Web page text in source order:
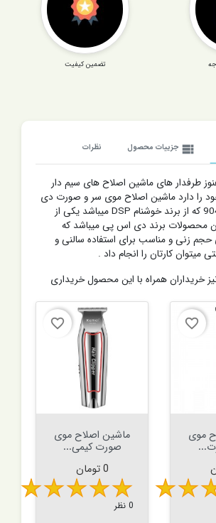
تضمین کیفیت
view_list جزییات محصول نظرات
طرفدار های ماشین اصلاح های سیم دار
را دارد ماشین اصلاح موی سر و صورت دی
اس پی مدل 90464 که از برند خوشنام DSP میباشد یکی از
محصولات برند دی اس پی میباشد که
حجم زنی و مناسب برای استفاده سالنی و
کارتان را انجام داد .
خریداران همراه با این محصول خریداری
favorite_border
موی
favorite_border
ماشین اصلاح موی
صورت کیمی...
قیمت
0 تومان
0 نظر